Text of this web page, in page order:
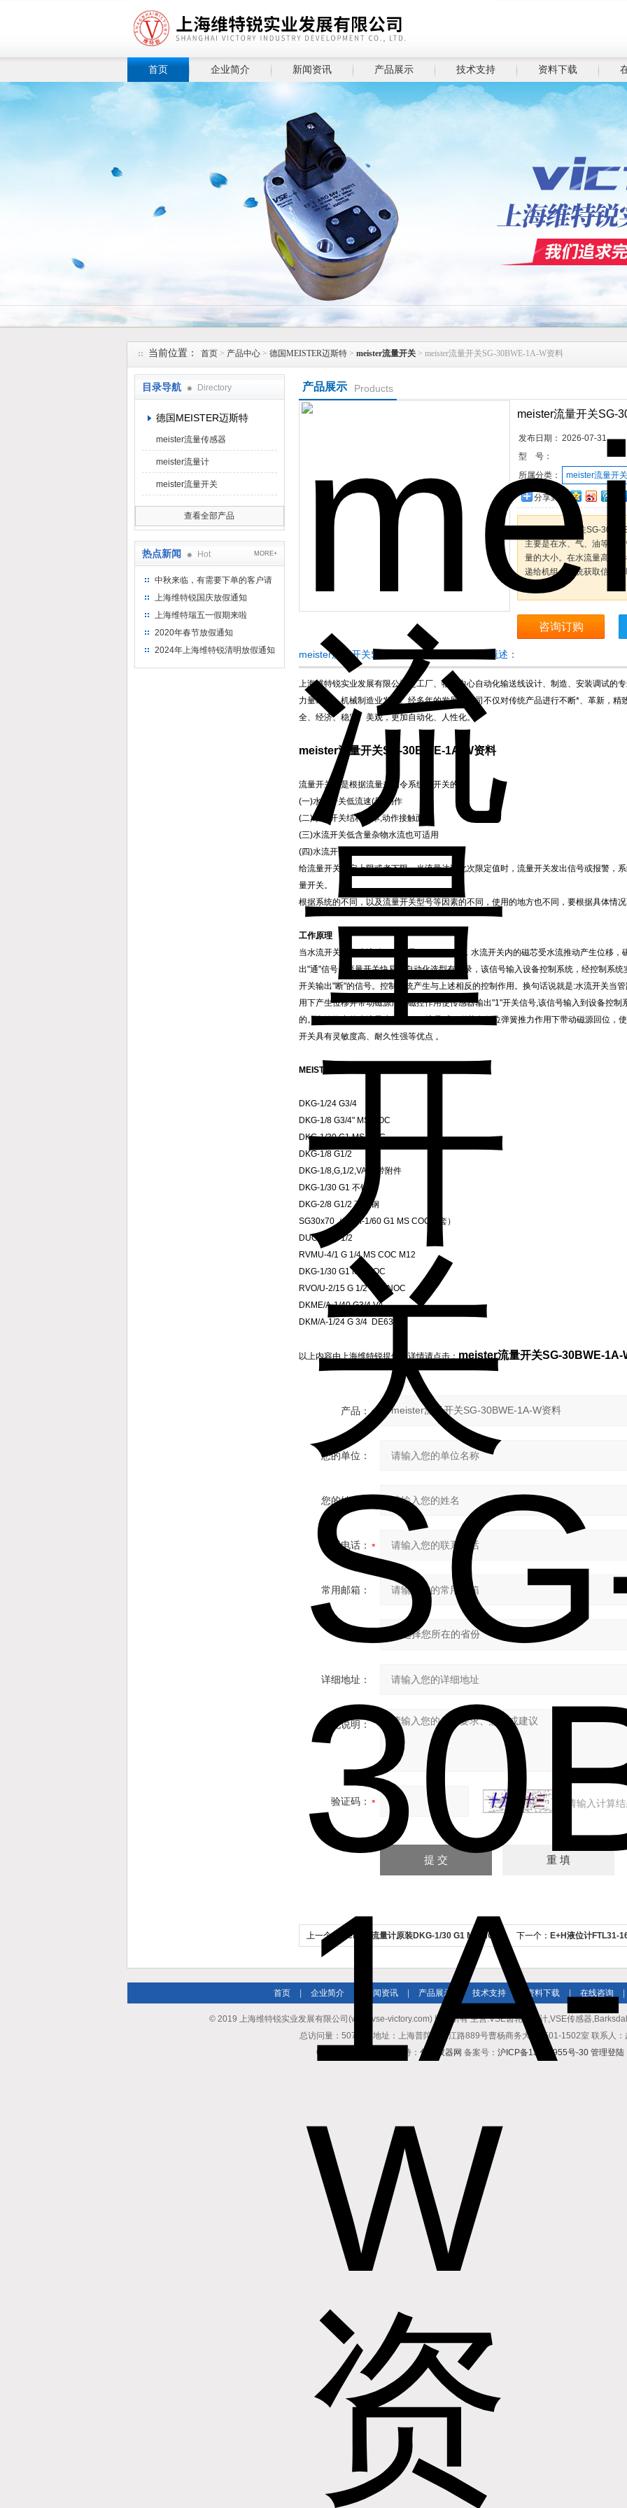
上海维特锐实业发展有限公司
首页 企业简介 新闻资讯 产品展示 技术支持 资料下载
当前位置： 首页 > 产品中心 > 德国MEISTER迈斯特 > meister流量开关 > meister流量开关SG-30BWE-1A-W资料
目录导航 Directory
德国MEISTER迈斯特
meister流量传感器
meister流量计
meister流量开关
查看全部产品
热点新闻 Hot MORE+
中秋来临，有需要下单的客户请
提前下单
上海维特锐国庆放假通知
上海维特瑞五一假期来啦
2020年春节放假通知
2024年上海维特锐清明放假通知
产品展示 Products
meister流量开关SG-
发布日期： 2026-07-31
型 号：
所属分类：
meister流量开关
分享到：
meister流量开关SG-
主要是在水、气、油等介
量的大小。在水流量高于
递给机组，系统获取信号
机“干烧“。
咨询订购
meister流量开关SG-30BWE-1A-W资料产品概述：
上海维特锐实业发展有限公司是工厂、物流中心自动化输送线设计、制造、安装调试的
力量雄厚、机械制造业发达。经多年的发展，公司不仅对传统产品进行不断*、革新，
全、经济、稳定、美观，更加自动化、人性化。
meister流量开关SG-30BWE-1A-W资料
流量开关就是根据流量来指令系统的开关的。
(一)水流开关低流速(量)动作
(二)水流开关结构简单,动作接触面小
(三)水流开关低含量杂物水流也可适用
(四)水流开关特殊杂物阻塞时可在线清除
给流量开关设定上限或者下限，当流量达到此次限定值时，流量开关发出信号或报警，
量开关。
根据系统的不同，以及流量开关型号等因素的不同，使用的地方也不同，要根据具体情
工作原理
当水流开关内有水流动，水流量≥1.0L/min时，水流开关内的磁芯受水流推动产生位移
出"通"信号。流量开关快易优自动化选型有收录，该信号输入设备控制系统，经控制系
开关输出"断"的信号。控制系统产生与上述相反的控制作用。换句话说就是:水流开关当
用下产生位移并带动磁源产生磁控作用使传感器输出"1"开关信号,该信号输入到设备控
的。当管路中的水流量小于1L/min流量后，磁芯在复位弹簧推力作用下带动磁源回位，
开关具有灵敏度高、耐久性强等优点 。
MEISTER流量计型号：
DKG-1/24 G3/4
DKG-1/8 G3/4" MS NOC
DKG-1/30 G1 MS NOC
DKG-1/8 G1/2
DKG-1/8,G,1/2,VAVA带附件
DKG-1/30 G1 不锈钢
DKG-2/8 G1/2 不锈钢
SG30x70（DKM-1/60 G1 MS COC配套）
DUG-14 G 1/2
RVMU-4/1 G 1/4 MS COC M12
DKG-1/30 G1 MS NOC
RVO/U-2/15 G 1/2" MS NOC
DKME/A-1/40 G3/4 VA
DKM/A-1/24 G 3/4 DE63831
以上内容由上海维特锐提供；详情请点击：meister流量开关SG-30BWE-1A-
产品：
您的单位：
您的姓名：
联系电话：
常用邮箱：
详细地址：
补充说明：
验证码： 请输入计算
上一个： meister流量计原装DKG-1/30 G1 MS NO 下一个： E+H液位计FTL31-
首页 企业简介 新闻资讯 产品展示 | 技术支持 资料下载 在线咨询
© 2019 上海维特锐实业发展有限公司(www.vse-victory.com) 版权所有 主营:VSE齿轮流量计,VSE传感器
总访问量：507949 地址：上海普陀区中江路889号曹杨商务大厦1501-1502室 联系人：
GoogleSitemap
技术支持： 化工仪器网 备案号： 沪ICP备13015955号-30 管理登陆